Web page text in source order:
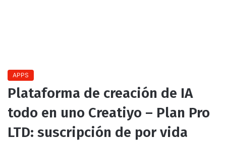
APPS
Plataforma de creación de IA
todo en uno Creatiyo – Plan Pro
LTD: suscripción de por vida